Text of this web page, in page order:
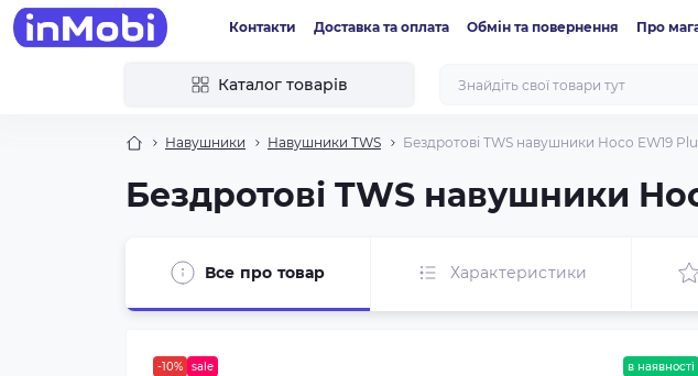
Контакти Доставка та оплата Обмін та повернення Про
Каталог товарів
Навушники Навушники TWS Бездротові TWS навушники Hoco EW19
Бездротові TWS навушники
Все про товар Характеристики
-10% sale в наявності